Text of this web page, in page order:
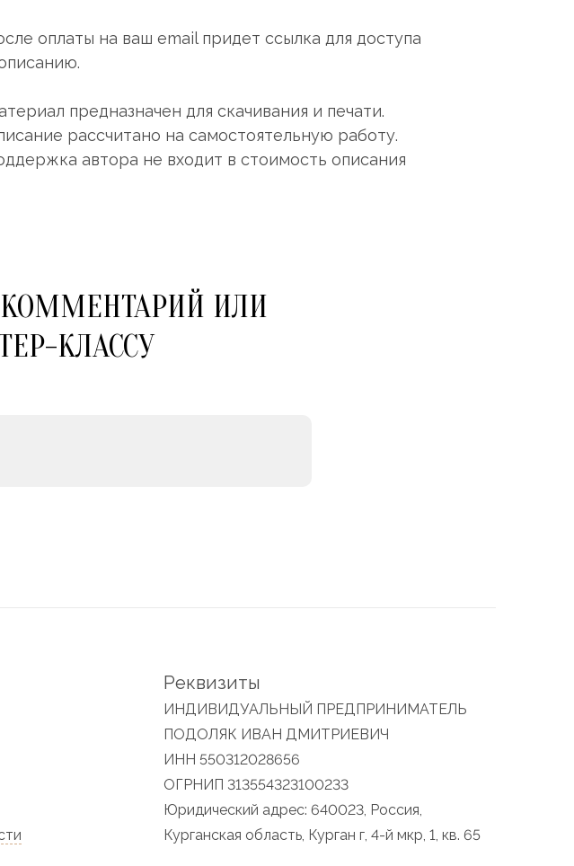
оплаты на ваш email придет ссылка для доступа
предназначен для скачивания и печати.
рассчитано на самостоятельную работу.
автора не входит в стоимость описания
ИЛИ
КЛАССУ
Реквизиты
ИНДИВИДУАЛЬНЫЙ ПРЕДПРИНИМАТЕЛЬ
ПОДОЛЯК ИВАН ДМИТРИЕВИЧ
ИНН 550312028656
ОГРНИП 313554323100233
Юридический адрес: 640023, Россия,
Курганская область, Курган г, 4-й мкр, 1, кв. 65